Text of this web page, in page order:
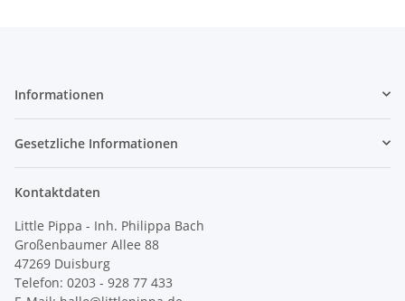
Informationen
Gesetzliche Informationen
Kontaktdaten
Little Pippa - Inh. Philippa Bach
Großenbaumer Allee 88
47269 Duisburg
Telefon: 0203 - 928 77 433